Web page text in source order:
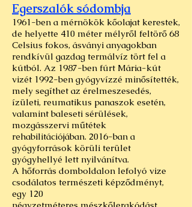
Egerszalók sódombja
1961-ben a mérnökök kőolajat kerestek,
de helyette 410 méter mélyről feltörő 68
Celsius fokos, ásványi anyagokban
rendkívül gazdag termálvíz tört fel a
kútból. Az 1987-ben fúrt Mária-kút
vizét 1992-ben gyógyvízzé minősítették,
mely segíthet az érelmeszesedés,
ízületi, reumatikus panaszok esetén,
valamint baleseti sérülések,
mozgásszervi műtétek
rehabilitációjában. 2016-ban a
gyógyforrások körüli terület
gyógyhellyé lett nyilvánítva.
A hőforrás domboldalon lefolyó vize
csodálatos természeti képződményt,
egy 120